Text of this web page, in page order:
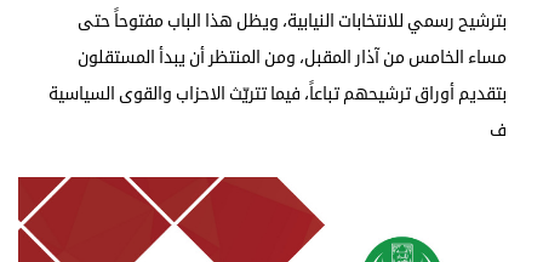
بترشيح رسمي للانتخابات النيابية، ويظل هذا الباب مفتوحاً حتى
مساء الخامس من آذار المقبل، ومن المنتظر أن يبدأ المستقلون
بتقديم أوراق ترشيحهم تباعاً، فيما تتريّث الاحزاب والقوى السياسية
ف